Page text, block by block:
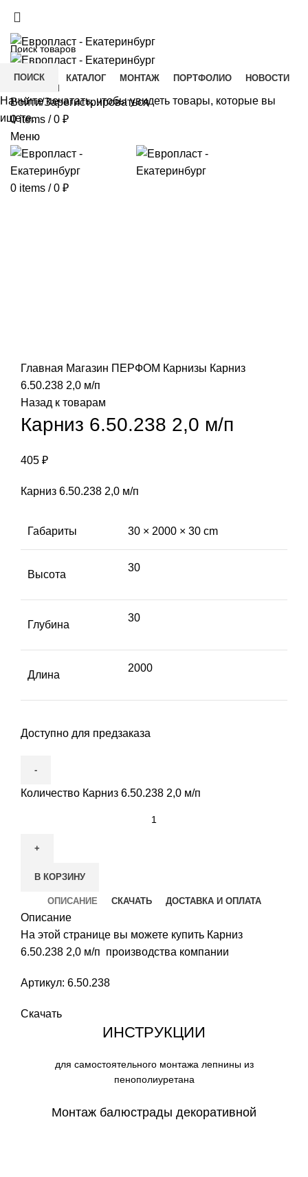
ГЛАВНАЯ КАТАЛОГ МОНТАЖ ПОРТФОЛИО
НОВОСТИ
КОНТАКТЫ
Войти/Зарегистрироваться
0items / 0 ₽
Меню
0 items / 0 ₽
Главная Магазин ПЕРФОМ Карнизы Карниз
6.50.238 2,0 м/п
Назад к товарам
Карниз 6.50.238 2,0 м/п
405 ₽
Карниз 6.50.238 2,0 м/п
Габариты 30 × 2000 × 30 cm
Высота
30
Глубина
30
Длина
2000
Доступно для предзаказа
Количество Карниз 6.50.238 2,0 м/п
В КОРЗИНУ
ОПИСАНИЕ СКАЧАТЬ ДОСТАВКА И ОПЛАТА
Описание
На этой странице вы можете купить Карниз
6.50.238 2,0 м/п производства компании
Артикул: 6.50.238
Скачать
ИНСТРУКЦИИ
для самостоятельного монтажа лепнины из
пенополиуретана
Монтаж балюстрады декоративной
ПОИСК
Начните печатать, чтобы увидеть товары, которые вы
ищете.